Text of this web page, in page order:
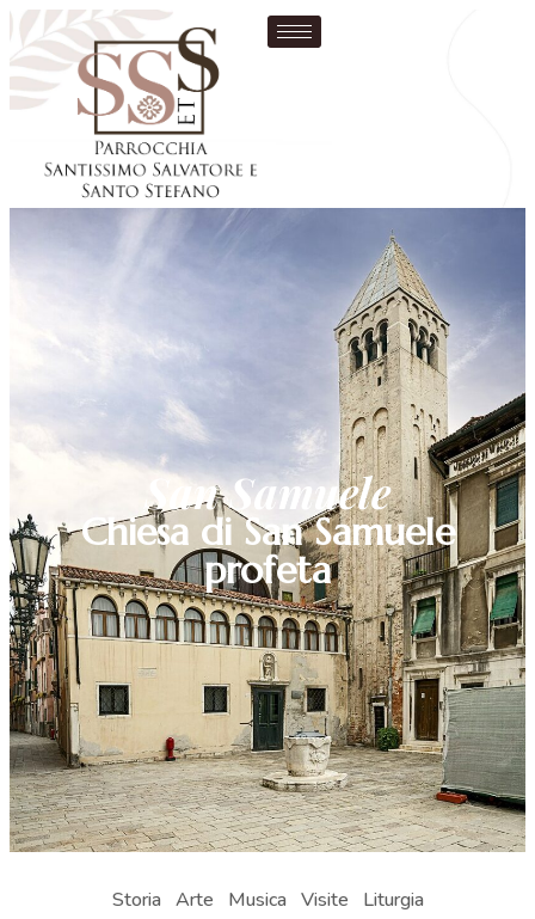
San Samuele
Chiesa di San Samuele
profeta
Storia Arte Musica Visite Liturgia